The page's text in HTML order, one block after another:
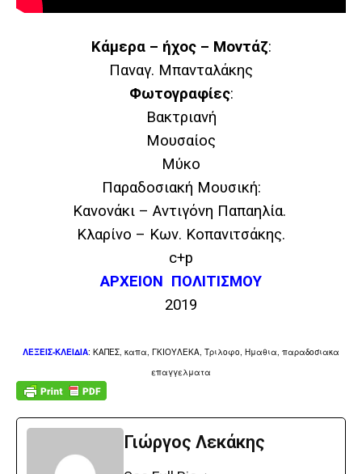
Κάμερα – ήχος – Μοντάζ:
Παναγ. Μπανταλάκης
Φωτογραφίες:
Βακτριανή
Μουσαίος
Μύκο
Παραδοσιακή Μουσική:
Κανονάκι – Αντιγόνη Παπαηλία.
Κλαρίνο – Κων. Κοπανιτσάκης.
c+p
ΑΡΧΕΙΟΝ ΠΟΛΙΤΙΣΜΟΥ
2019
ΛΕΞΕΙΣ-ΚΛΕΙΔΙΑ: ΚΑΠΕΣ, καπα, ΓΚΙΟΥΛΕΚΑ, Τριλοφο, Ημαθια, παραδοσιακα
επαγγελματα
Γιώργος Λεκάκης